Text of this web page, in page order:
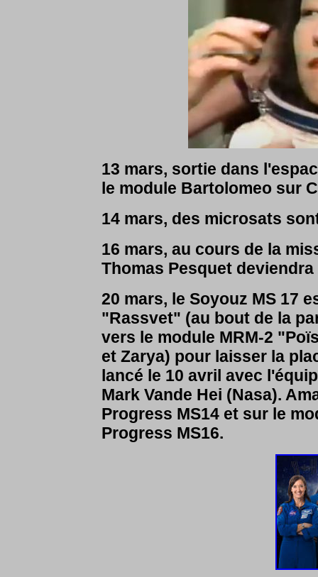
13 mars, sortie dans
le module Bartolomeo sur
14 mars, des microsats
16 mars, au cours de la
Thomas Pesquet
20 mars, le Soyouz MS 17
"Rassvet" (au bout de la
vers le module MRM-2
et Zarya) pour laisser la
lancé le 10 avril avec
Mark Vande Hei (Nasa).
Progress MS14 et sur le
Progress MS16.